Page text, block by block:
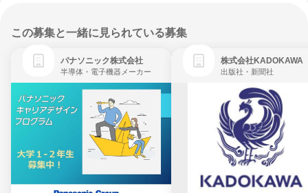
この募集と一緒に見られている募集
パナソニック株式会社
半導体・電子機器メーカー
株式会社KADOKAWA
出版社・新聞社